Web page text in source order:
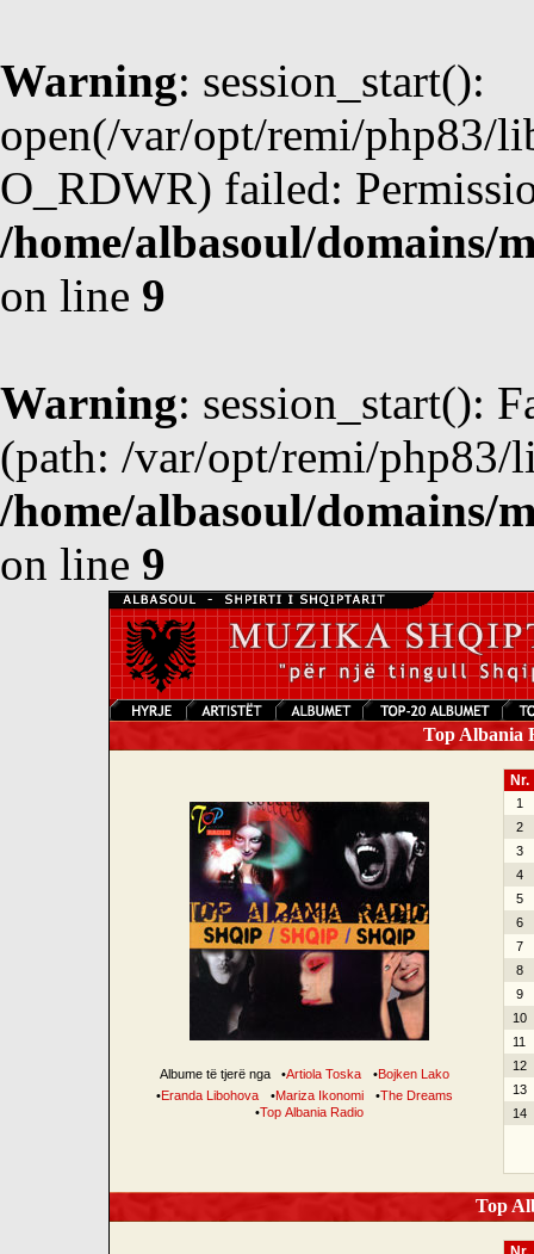
Warning: session_start():
open(/var/opt/remi/php83/
O_RDWR) failed:
/home/albasoul/domains/
on line 9
Warning: session_start():
(path: /var/opt/remi/php83/
/home/albasoul/domains/
on line 9
Top Albania
Albume të tjerë nga •Artiola Toska •Bojken Lako
•Eranda Libohova •Mariza Ikonomi •The Dreams
•Top Albania Radio
Nr.
1
2
3
4
5
6
7
8
9
10
11
12
13
14
Top